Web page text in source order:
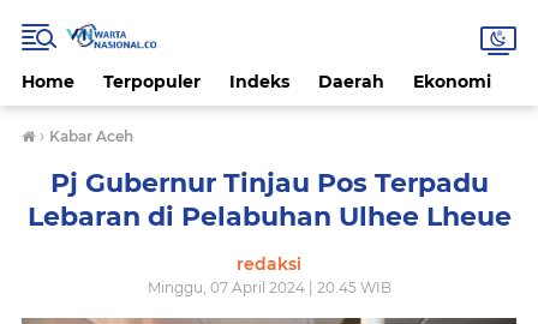
Home Terpopuler Indeks Daerah Ekonomi
› Kabar Aceh
Pj Gubernur Tinjau Pos Terpadu
Lebaran di Pelabuhan Ulhee Lheue
redaksi
Minggu, 07 April 2024 | 20.45 WIB